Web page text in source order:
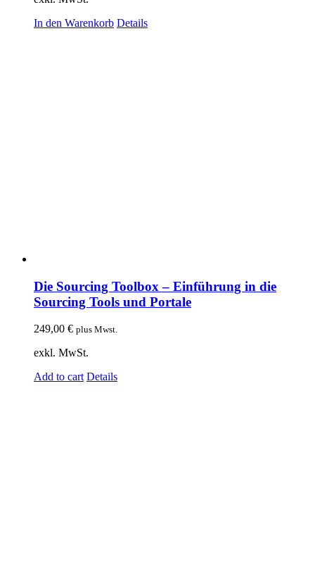
In den Warenkorb Details
Die Sourcing Toolbox – Einführung in die
Sourcing Tools und Portale
249,00 € plus Mwst.
exkl. MwSt.
Add to cart Details